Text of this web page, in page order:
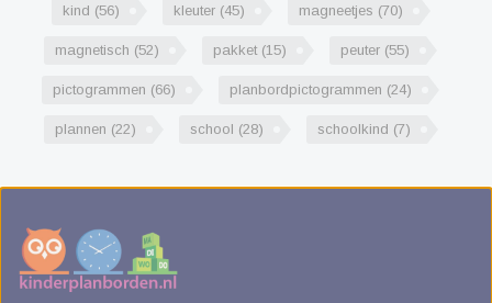
kind (56) kleuter (45) magneetjes (70)
magnetisch (52) pakket (15) peuter (55)
pictogrammen (66) planbordpictogrammen (24)
plannen (22) school (28) schoolkind (7)